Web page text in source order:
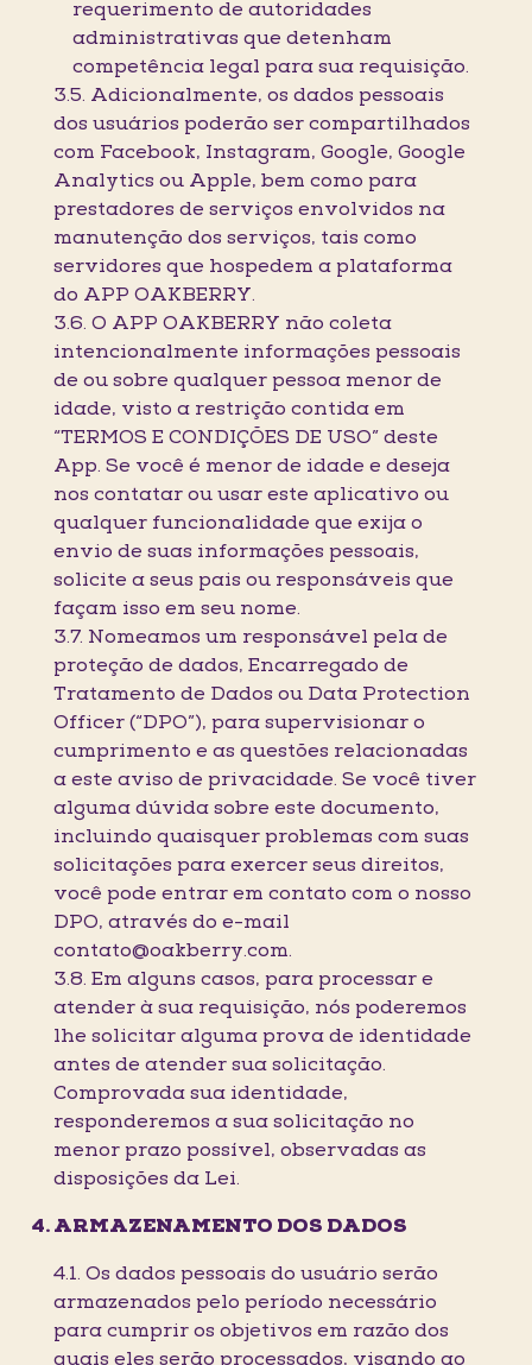
requerimento de autoridades
administrativas que detenham
competência legal para sua requisição.
3.5. Adicionalmente, os dados pessoais
dos usuários poderão ser compartilhados
com Facebook, Instagram, Google, Google
Analytics ou Apple, bem como para
prestadores de serviços envolvidos na
manutenção dos serviços, tais como
servidores que hospedem a plataforma
do APP OAKBERRY.
3.6. O APP OAKBERRY não coleta
intencionalmente informações pessoais
de ou sobre qualquer pessoa menor de
idade, visto a restrição contida em
“TERMOS E CONDIÇÕES DE USO” deste
App. Se você é menor de idade e deseja
nos contatar ou usar este aplicativo ou
qualquer funcionalidade que exija o
envio de suas informações pessoais,
solicite a seus pais ou responsáveis que
façam isso em seu nome.
3.7. Nomeamos um responsável pela de
proteção de dados, Encarregado de
Tratamento de Dados ou Data Protection
Officer (“DPO”), para supervisionar o
cumprimento e as questões relacionadas
a este aviso de privacidade. Se você tiver
alguma dúvida sobre este documento,
incluindo quaisquer problemas com suas
solicitações para exercer seus direitos,
você pode entrar em contato com o nosso
DPO, através do e-mail
contato@oakberry.com.
3.8. Em alguns casos, para processar e
atender à sua requisição, nós poderemos
lhe solicitar alguma prova de identidade
antes de atender sua solicitação.
Comprovada sua identidade,
responderemos a sua solicitação no
menor prazo possível, observadas as
disposições da Lei.
ARMAZENAMENTO DOS DADOS
4.1. Os dados pessoais do usuário serão
armazenados pelo período necessário
para cumprir os objetivos em razão dos
quais eles serão processados, visando ao